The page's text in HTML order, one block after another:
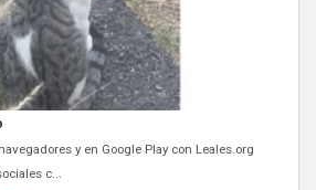
de 4 años,esterilizada con marca de
pero miedosa,e...